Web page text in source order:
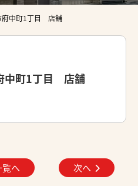
中町1丁目 店舗
中町1丁目 店舗
覧へ 次へ